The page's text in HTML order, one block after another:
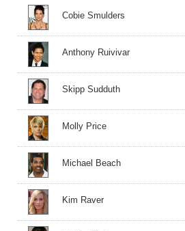
Cobie Smulders
Anthony Ruivivar
Skipp Sudduth
Molly Price
Michael Beach
Kim Raver